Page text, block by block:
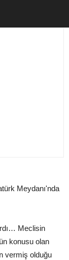
Meydanı'nda
Meclisin
konusu olan
vermiş olduğu